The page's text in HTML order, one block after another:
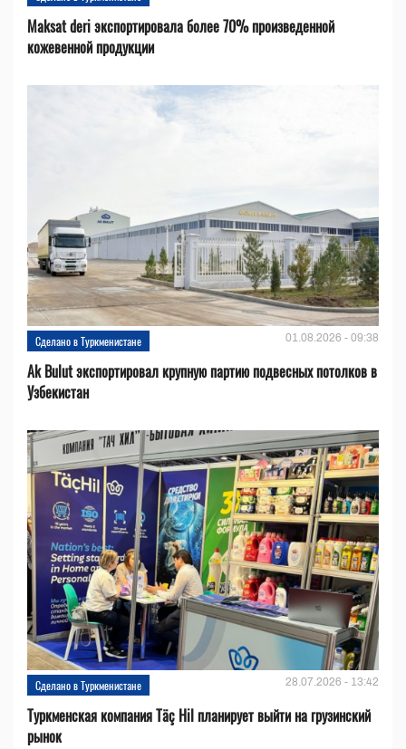
Maksat deri экспортировала более 70% произведенной
кожевенной продукции
Сделано в Туркменистане 01.08.2026 - 09:38
Ak Bulut экспортировал крупную партию подвесных потолков в
Узбекистан
Сделано в Туркменистане 28.07.2026 - 13:42
Туркменская компания Täç Hil планирует выйти на грузинский
рынок